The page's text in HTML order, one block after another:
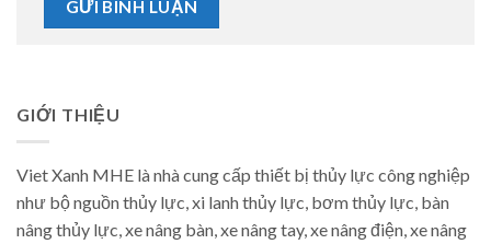
GIỚI THIỆU
Viet Xanh MHE là nhà cung cấp thiết bị thủy lực công nghiệp
như bộ nguồn thủy lực, xi lanh thủy lực, bơm thủy lực, bàn
nâng thủy lực, xe nâng bàn, xe nâng tay, xe nâng điện, xe nâng